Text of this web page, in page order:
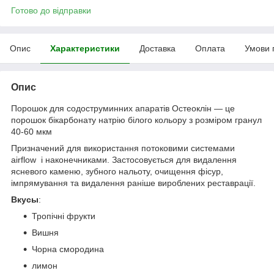
Готово до відправки
Опис Характеристики Доставка Оплата Умови
Опис
Порошок для содоструминних апаратів Остеоклін — це
порошок бікарбонату натрію білого кольору з розміром гранул
40-60 мкм
Призначений для використання потоковими системами
airflow і наконечниками. Застосовується для видалення
ясневого каменю, зубного нальоту, очищення фісур,
імпрямування та видалення раніше вироблених реставрації.
Вкусы:
Тропічні фрукти
Вишня
Чорна смородина
лимон